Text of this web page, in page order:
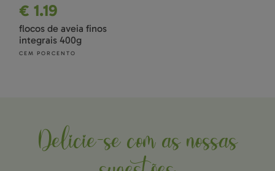
€ 1.19
flocos de aveia finos
integrais 400g
CEM PORCENTO
Delicie-se com as nossas